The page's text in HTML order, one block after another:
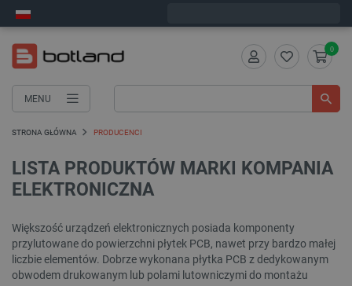
MENU
0
STRONA GŁÓWNA PRODUCENCI
LISTA PRODUKTÓW MARKI KOMPANIA
ELEKTRONICZNA
Większość urządzeń elektronicznych posiada komponenty
przylutowane do powierzchni płytek PCB, nawet przy bardzo małej
liczbie elementów. Dobrze wykonana płytka PCB z dedykowanym
obwodem drukowanym lub polami lutowniczymi do montażu